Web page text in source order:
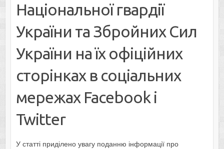
Національної гвардії
України та Збройних Сил
України на їх офіційних
сторінках в соціальних
мережах Facebook і
Twitter
У статті приділено увагу поданню інформації про